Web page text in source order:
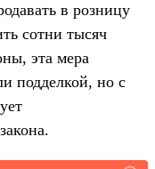
в розницу
сотни тысяч
эта мера
подделкой, но с